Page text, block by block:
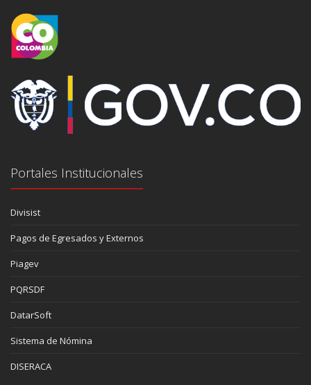
Portales Institucionales
Divisist
Pagos de Egresados y Externos
Piagev
PQRSDF
DatarSoft
Sistema de Nómina
DISERACA